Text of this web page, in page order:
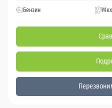
Бензин